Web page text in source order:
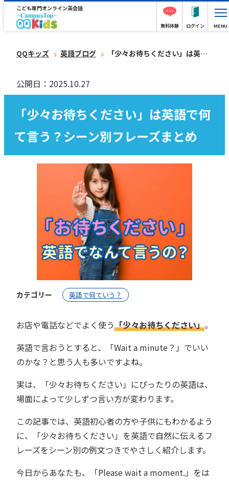
こども専門オンライン英会話
無料体験 ログイン MENU
QQキッズ 英語ブログ 「少々お待ちください」は英語で何て言う？シーン別フレーズまとめ
公開日：2025.10.27
「少々お待ちください」は英語で何
て言う？シーン別フレーズまとめ
カテゴリー 英語で何ていう？
お店や電話などでよく使う「少々お待ちください」。
英語で言おうとすると、「Wait a minute？」でいい
のかな？と思う人も多いですよね。
実は、「少々お待ちください」にぴったりの英語は、
場面によって少しずつ言い方が変わります。
この記事では、英語初心者の方や子供にもわかるよう
に、「少々お待ちください」を英語で自然に伝えるフ
レーズをシーン別の例文つきでやさしく紹介します。
今日からあなたも、「Please wait a moment.」をは